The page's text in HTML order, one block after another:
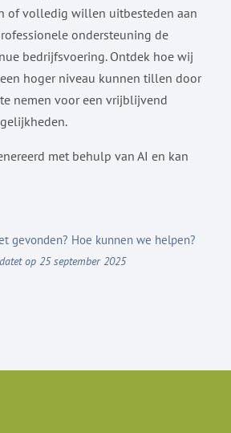
of volledig willen uitbesteden aan
ondersteuning de
bedrijfsvoering. Ontdek hoe wij
hoger niveau kunnen tillen door
nemen voor een vrijblijvend
met behulp van AI en kan
gevonden? Hoe kunnen we helpen?
op 25 september 2025